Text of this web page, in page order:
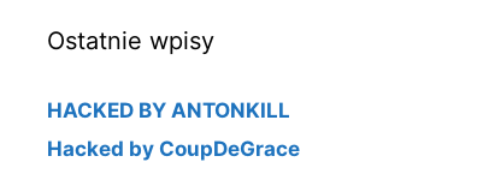
Ostatnie wpisy
HACKED BY ANTONKILL
Hacked by CoupDeGrace